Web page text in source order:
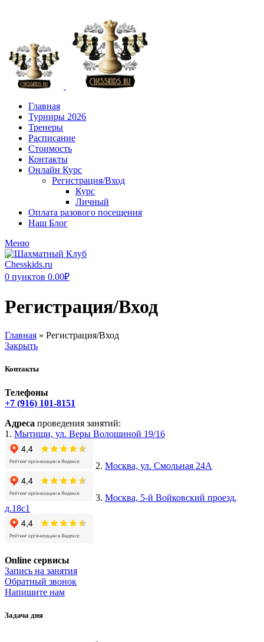
Главная
Турниры 2026
Тренеры
Расписание
Стоимость
Контакты
Онлайн Курс
Регистрация/Вход
Курс
Личный
Оплата разового посещения
Наш Блог
Меню
0 пунктов 0.00₽
Регистрация/Вход
Главная » Регистрация/Вход
Закрыть
Контакты
Телефоны
+7 (916) 101-8151
Адреса проведения занятий:
1. Мытищи, ул. Веры Волошиной 19/16
2. Москва, ул. Смольная 24А
3. Москва, 5-й Войковский проезд,
д.18с1
Online сервисы
Запись на занятия
Обратный звонок
Напишите нам
Задача дня